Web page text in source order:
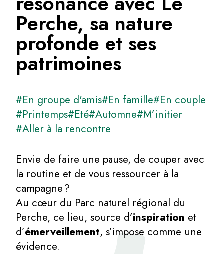
Perche, sa nature
profonde et ses
patrimoines
#En groupe d'amis#En famille#En couple
#Printemps#Eté#Automne#M’initier
#Aller à la rencontre
Envie de faire une pause, de couper avec
la routine et de vous ressourcer à la
campagne ?
Au cœur du Parc naturel régional du
Perche, ce lieu, source d’inspiration et
d’émerveillement, s’impose comme une
évidence.